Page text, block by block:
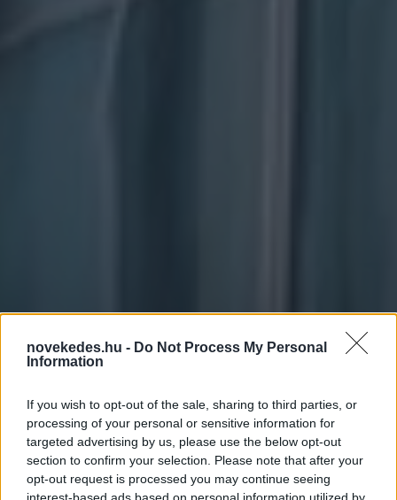
novekedes.hu - Do Not Process My Personal
Information
If you wish to opt-out of the sale, sharing to third parties, or
processing of your personal or sensitive information for
targeted advertising by us, please use the below opt-out
section to confirm your selection. Please note that after your
opt-out request is processed you may continue seeing
Megerősítette hazánk
besorolását az S&P -
maradt a negatív kilátás
HÍREK 2026. MÁJ. 30.